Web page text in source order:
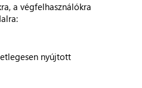
a végfelhasználókra
nyújtott